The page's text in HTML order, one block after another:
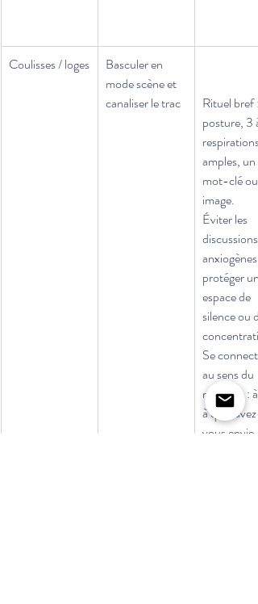
Coulisses / loges
Basculer en
mode scène et
canaliser le trac
Rituel bref :
posture, 3
respirations
amples, un
mot-clé ou
image.
Éviter les
discussions
anxiogènes ;
protéger un
espace de
silence ou de
Se
au sens du
moment : à
à quoi avez-
vous envie